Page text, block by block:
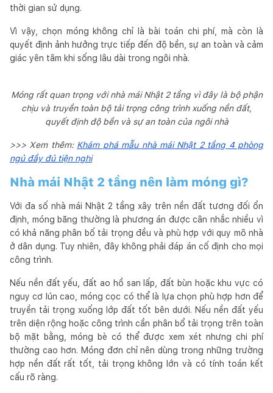
thời gian sử dụng.
Vì vậy, chọn móng không chỉ là bài toán chi phí, mà còn là
quyết định ảnh hưởng trực tiếp đến độ bền, sự an toàn và cảm
giác yên tâm khi sống lâu dài trong ngôi nhà.
Móng rất quan trọng với nhà mái Nhật 2 tầng vì đây là bộ phận
chịu và truyền toàn bộ tải trọng công trình xuống nền đất,
quyết định độ bền và sự an toàn của ngôi nhà
>>> Xem thêm: Khám phá mẫu nhà mái Nhật 2 tầng 4 phòng
ngủ đầy đủ tiện nghi
Nhà mái Nhật 2 tầng nên làm móng gì?
Với đa số nhà mái Nhật 2 tầng xây trên nền đất tương đối ổn
định, móng băng thường là phương án được cân nhắc nhiều vì
có khả năng phân bố tải trọng đều và phù hợp với quy mô nhà
ở dân dụng. Tuy nhiên, đây không phải đáp án cố định cho mọi
công trình.
Nếu nền đất yếu, đất ao hồ san lấp, đất bùn hoặc khu vực có
nguy cơ lún cao, móng cọc có thể là lựa chọn phù hợp hơn để
truyền tải trọng xuống lớp đất tốt bên dưới. Nếu nền đất yếu
trên diện rộng hoặc công trình cần phân bổ tải trọng trên toàn
bộ mặt bằng, móng bè có thể được xem xét nhưng chi phí
thường cao hơn. Móng đơn chỉ nên dùng trong những trường
hợp nền đất rất tốt, tải trọng không lớn và có tính toán kết
cấu rõ ràng.